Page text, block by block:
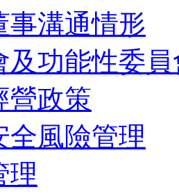
事溝通情形
及功能性委
營政策
全風險管理
理